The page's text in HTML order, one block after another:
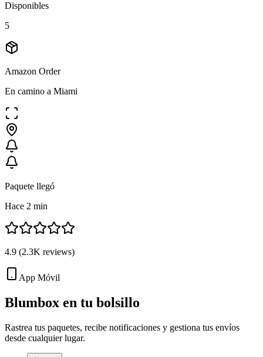
Disponibles
5
Amazon Order
En camino a Miami
Paquete llegó
Hace 2 min
4.9 (2.3K reviews)
App Móvil
Blumbox en tu bolsillo
Rastrea tus paquetes, recibe notificaciones y gestiona tus envíos
desde cualquier lugar.